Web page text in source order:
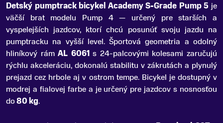
Detský pumptrack bicykel Academy S-Grade Pump 5 je
väčší brat modelu Pump 4 — určený pre starších a
vyspelejších jazdcov, ktorí chcú posunúť svoju jazdu na
pumptracku na vyšší level.Športová geometria a odolný
hliníkový rámAL 6061s 24-palcovými kolesami zaručujú
rýchlu akceleráciu, dokonalú stabilitu v zákrutách a plynulý
prejazd cez hrbole aj v ostrom tempe. Bicykel je dostupný v
modrej a fialovej farbe a je určený pre jazdcov s nosnosťou
do80 kg.